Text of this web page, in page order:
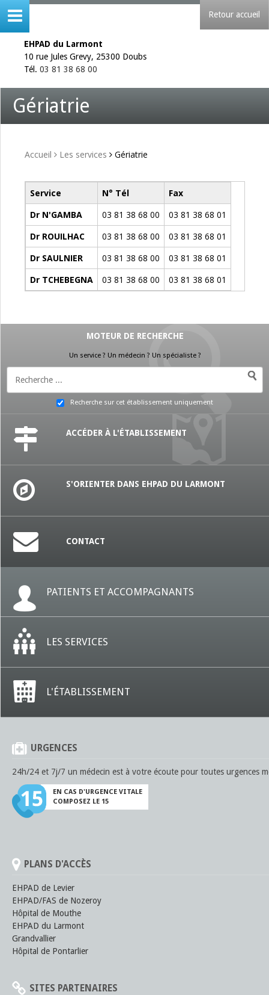
Retour accueil
EHPAD du Larmont
10 rue Jules Grevy, 25300 Doubs
Tél. 03 81 38 68 00
Gériatrie
Accueil Les services Gériatrie
Service N° Tél
Fax
Dr N'GAMBA
03 81 38 68 00
03 81 38 68 01
Dr ROUILHAC
03 81 38 68 00
03 81 38 68 01
Dr SAULNIER
03 81 38 68 00
03 81 38 68 01
Dr TCHEBEGNA
03 81 38 68 00 03 81 38 68 01
MOTEUR DE RECHERCHE
Un service ? Un médecin ? Un spécialiste ?
Recherche sur cet établissement uniquement
ACCÉDER À L'ÉTABLISSEMENT
S'ORIENTER DANS EHPAD DU LARMONT
CONTACT
PATIENTS ET ACCOMPAGNANTS
LES SERVICES
L'ÉTABLISSEMENT
URGENCES
24h/24 et 7j/7 un médecin est à votre écoute pour toutes urgences
EN CAS D'URGENCE VITALE
COMPOSEZ LE 15
PLANS D'ACCÈS
EHPAD de Levier
EHPAD/FAS de Nozeroy
Hôpital de Mouthe
EHPAD du Larmont
Grandvallier
Hôpital de Pontarlier
SITES PARTENAIRES